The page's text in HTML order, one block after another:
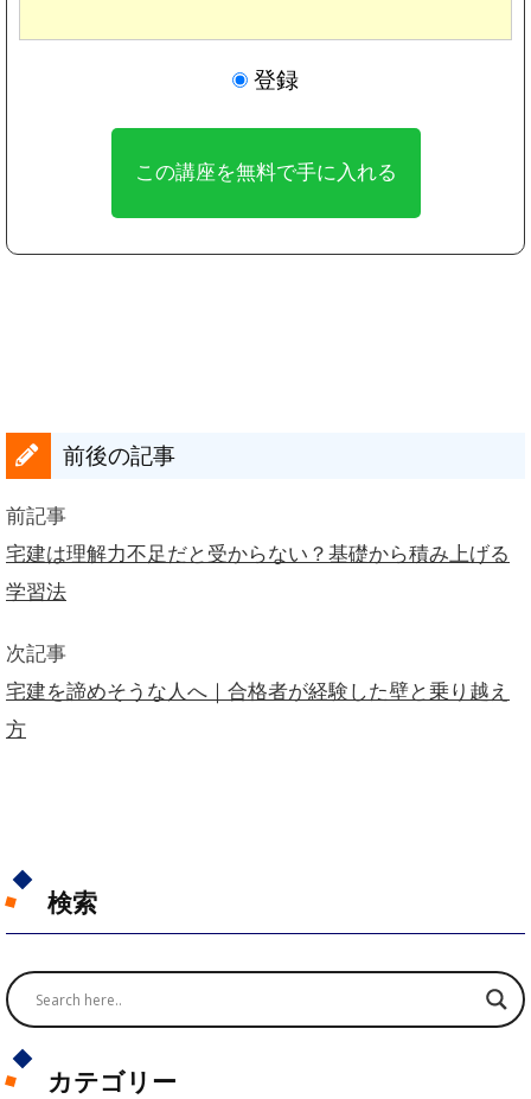
登録
前後の記事
前記事
宅建は理解力不足だと受からない？基礎から積み上げる
学習法
次記事
宅建を諦めそうな人へ｜合格者が経験した壁と乗り越え
方
検索
カテゴリー